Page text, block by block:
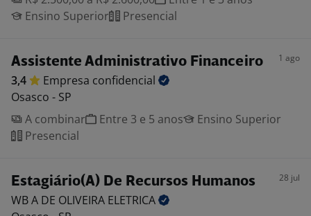
Ensino Superior
Presencial
Assistente Administrativo Financeiro 1 ago
3,4 Empresa confidencial
Osasco - SP
A combinar
Entre 3 e 5 anos
Ensino Superior
Presencial
Estagiário(A) De Recursos Humanos 28 jul
WB A DE OLIVEIRA ELETRICA